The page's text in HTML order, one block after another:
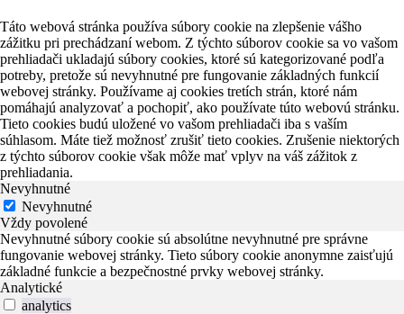
Táto webová stránka používa súbory cookie na zlepšenie vášho
zážitku pri prechádzaní webom. Z týchto súborov cookie sa vo vašom
prehliadači ukladajú súbory cookies, ktoré sú kategorizované podľa
potreby, pretože sú nevyhnutné pre fungovanie základných funkcií
webovej stránky. Používame aj cookies tretích strán, ktoré nám
pomáhajú analyzovať a pochopiť, ako používate túto webovú stránku.
Tieto cookies budú uložené vo vašom prehliadači iba s vaším
súhlasom. Máte tiež možnosť zrušiť tieto cookies. Zrušenie niektorých
z týchto súborov cookie však môže mať vplyv na váš zážitok z
prehliadania.
Nevyhnutné
Nevyhnutné
Vždy povolené
Nevyhnutné súbory cookie sú absolútne nevyhnutné pre správne
fungovanie webovej stránky. Tieto súbory cookie anonymne zaisťujú
základné funkcie a bezpečnostné prvky webovej stránky.
Analytické
analytics